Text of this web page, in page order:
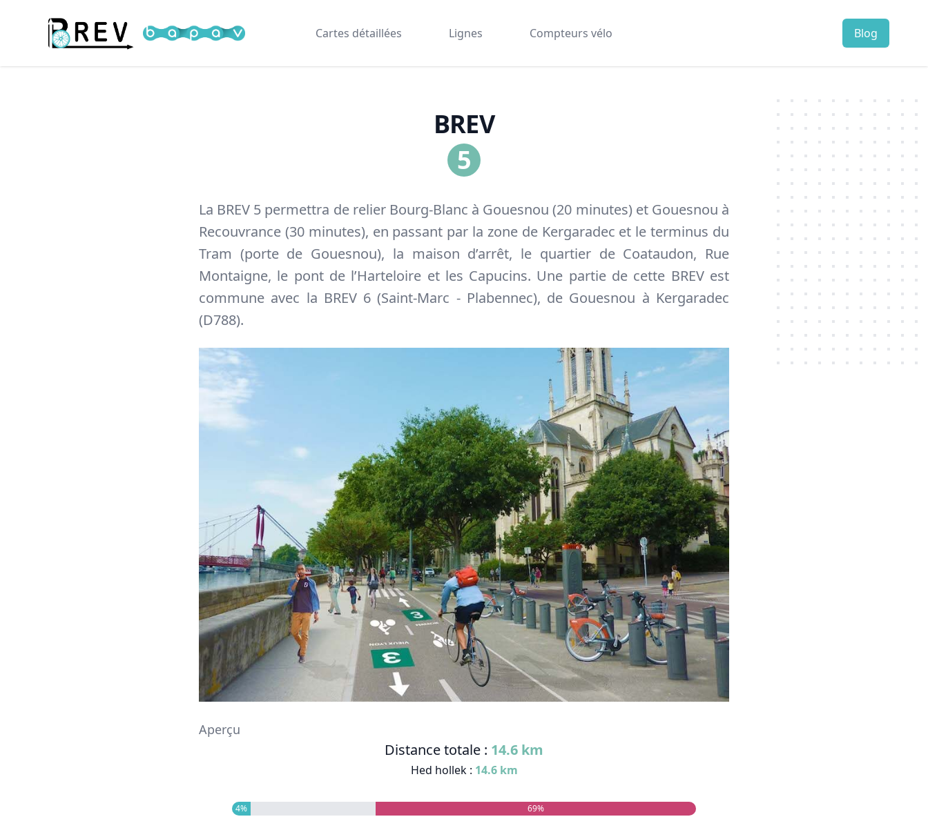
Cyclopolis Cartes détaillées Lignes Compteurs vélo Rechercher
Paramètres
Blog
BREV
5
La BREV 5 permettra de relier Bourg-Blanc à Gouesnou (20 minutes) et Gouesnou à
Recouvrance (30 minutes), en passant par la zone de Kergaradec et le terminus du
Tram (porte de Gouesnou), la maison d’arrêt, le quartier de Coataudon, Rue
Montaigne, le pont de l’Harteloire et les Capucins. Une partie de cette BREV est
commune avec la BREV 6 (Saint-Marc - Plabennec), de Gouesnou à Kergaradec
(D788).
Aperçu
Distance totale : 14.6 km
Hed hollek : 14.6 km
4% 69%